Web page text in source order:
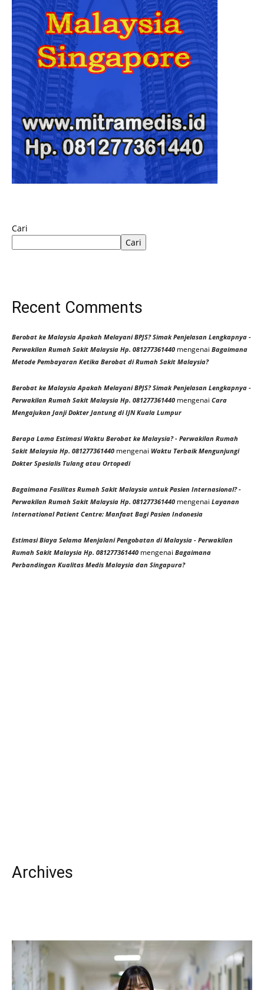
Cari
Cari
Recent Comments
Berobat ke Malaysia Apakah Melayani BPJS? Simak Penjelasan Lengkapnya -
Perwakilan Rumah Sakit Malaysia Hp. 081277361440 mengenai Bagaimana
Metode Pembayaran Ketika Berobat di Rumah Sakit Malaysia?
Berobat ke Malaysia Apakah Melayani BPJS? Simak Penjelasan Lengkapnya -
Perwakilan Rumah Sakit Malaysia Hp. 081277361440 mengenai Cara
Mengajukan Janji Dokter Jantung di IJN Kuala Lumpur
Berapa Lama Estimasi Waktu Berobat ke Malaysia? - Perwakilan Rumah
Sakit Malaysia Hp. 081277361440 mengenai Waktu Terbaik Mengunjungi
Dokter Spesialis Tulang atau Ortopedi
Bagaimana Fasilitas Rumah Sakit Malaysia untuk Pasien Internasional? -
Perwakilan Rumah Sakit Malaysia Hp. 081277361440 mengenai Layanan
International Patient Centre: Manfaat Bagi Pasien Indonesia
Estimasi Biaya Selama Menjalani Pengobatan di Malaysia - Perwakilan
Rumah Sakit Malaysia Hp. 081277361440 mengenai Bagaimana
Perbandingan Kualitas Medis Malaysia dan Singapura?
Archives